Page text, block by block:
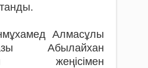
Алмасұлы
Абылайхан
жеңісімен